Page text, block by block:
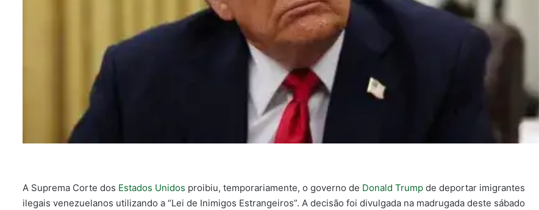
A Suprema Corte dos Estados Unidos proibiu, temporariamente, o governo de Donald Trump de deportar imigrantes
ilegais venezuelanos utilizando a “Lei de Inimigos Estrangeiros”. A decisão foi divulgada na madrugada deste sábado